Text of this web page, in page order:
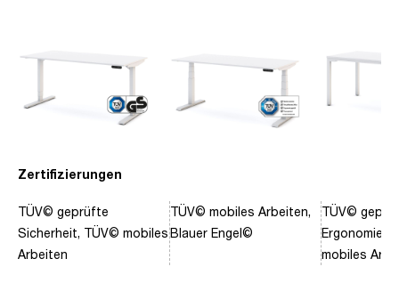
Zertifizierungen
TÜV© geprüfte
Sicherheit, TÜV© mobiles
Arbeiten
TÜV© mobiles Arbeiten,
Blauer Engel©
TÜV©
Ergonomie,
mobiles